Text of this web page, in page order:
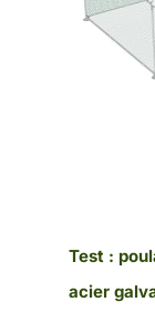
Test :
acier